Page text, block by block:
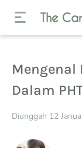
Mengenal
Dalam
Diunggah 12